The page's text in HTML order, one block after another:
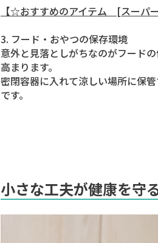
【☆おすすめのアイテム [スーパ
3. フード・おやつの保存環境
意外と見落としがちなのがフード
高まります。
密閉容器に入れて涼しい場所に保
です。
小さな工夫が健康を守